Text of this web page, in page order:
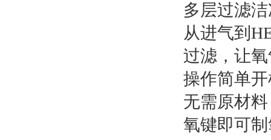
多层过滤
从进气到
过滤，让
操作简单
无需原材
氧键即可